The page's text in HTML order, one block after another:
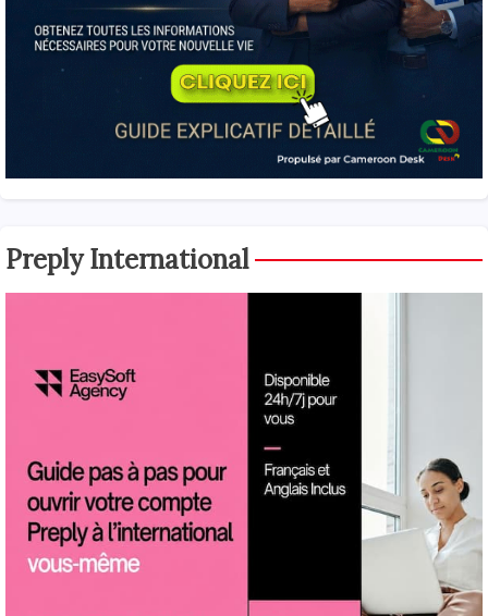
Preply International